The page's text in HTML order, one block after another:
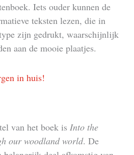
Iets ouder kunnen de
teksten lezen, die in
zijn gedrukt, waarschijnlijk
aan de mooie plaatjes.
in huis!
van het boek is Into the
our woodland world. De